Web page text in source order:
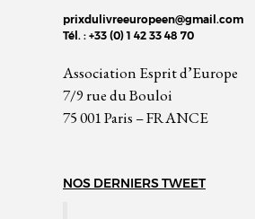
prixdulivreeuropeen@gmail.com
Tél. : +33 (0) 1 42 33 48 70
Association Esprit d’Europe
7/9 rue du Bouloi
75 001 Paris – FRANCE
NOS DERNIERS TWEET